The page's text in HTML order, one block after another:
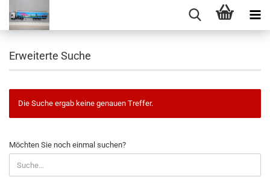
Erweiterte Suche
Die Suche ergab keine genauen Treffer.
MÖCHTEN
SIE
NOCH
EINMAL
Möchten Sie noch einmal suchen?